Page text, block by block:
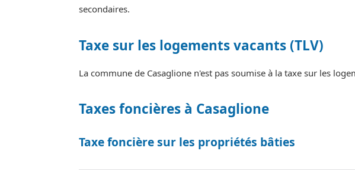
secondaires.
Taxe sur les logements vacants (TLV)
La commune de Casaglione n'est pas soumise à la taxe sur les
Taxes foncières à Casaglione
Taxe foncière sur les propriétés bâties